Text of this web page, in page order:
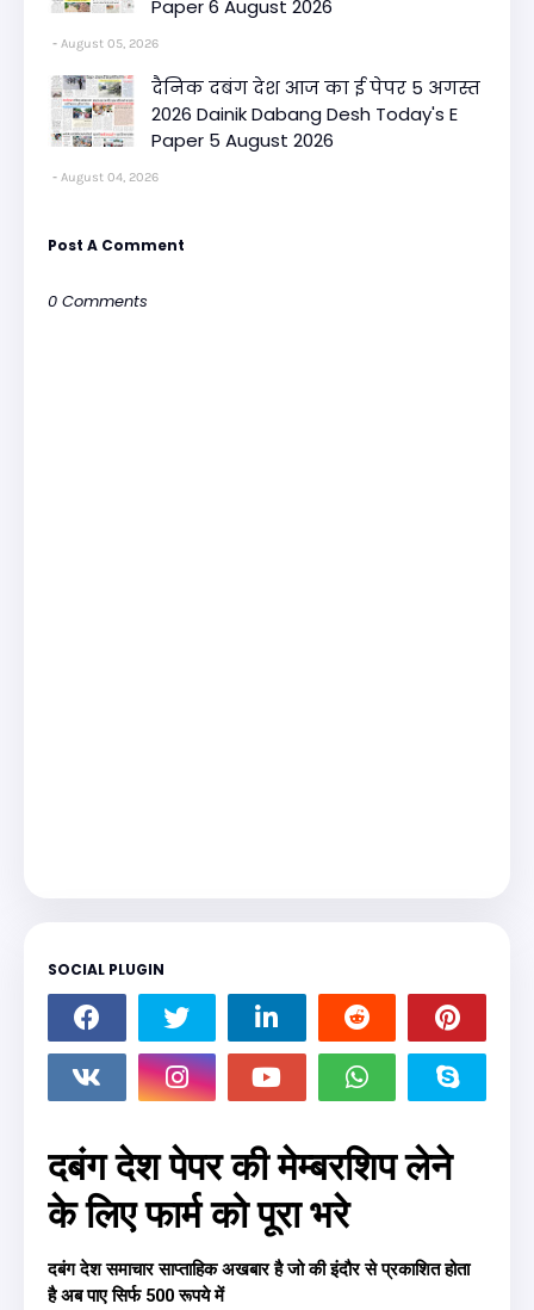
Paper 6 August 2026
August 05, 2026
दैनिक दबंग देश आज का ई पेपर 5 अगस्त
2026 Dainik Dabang Desh Today's E
Paper 5 August 2026
August 04, 2026
Post A Comment
0 Comments
SOCIAL PLUGIN